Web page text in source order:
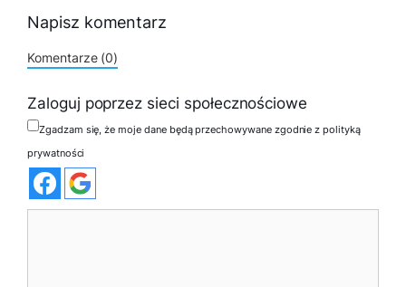
Napisz komentarz
Komentarze (0)
Zaloguj poprzez sieci społecznościowe
Zgadzam się, że moje dane będą przechowywane zgodnie z polityką
prywatności